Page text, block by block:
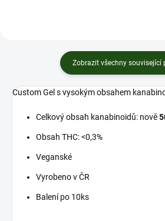
Zobrazit všechny související
Custom Gel s vysokým obsahem
Celkový obsah kanabinoidů: nově
Obsah THC: <0,3%
Veganské
Vyrobeno v ČR
Balení po 10ks